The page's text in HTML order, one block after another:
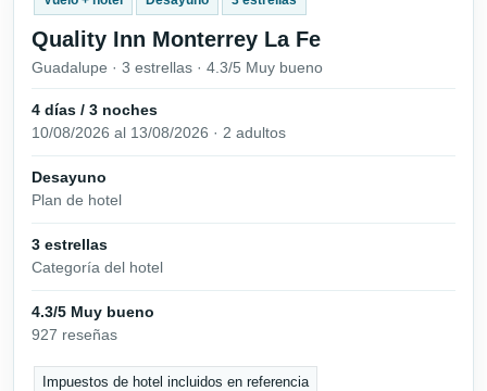
Quality Inn Monterrey La Fe
Guadalupe · 3 estrellas · 4.3/5 Muy bueno
4 días / 3 noches
10/08/2026 al 13/08/2026 · 2 adultos
Desayuno
Plan de hotel
3 estrellas
Categoría del hotel
4.3/5 Muy bueno
927 reseñas
Impuestos de hotel incluidos en referencia